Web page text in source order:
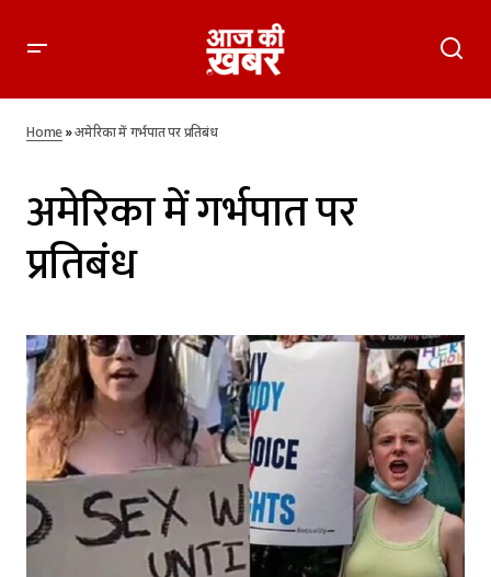
Home»अमेरिका में गर्भपात पर प्रतिबंध
अमेरिका में गर्भपात पर
प्रतिबंध